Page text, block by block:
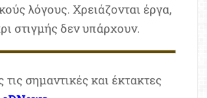
λόγους. Χρειάζονται έργα,
στιγμής δεν υπάρχουν.
τις σημαντικές και έκτακτες